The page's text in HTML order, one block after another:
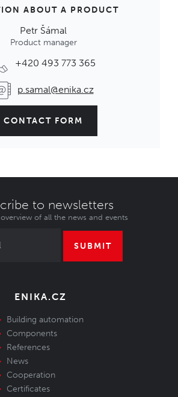
ABOUT A PRODUCT
Petr Šámal
Product manager
+420 493 773 365
p.samal@enika.cz
CONTACT FORM
to newsletters
of all the news and events
SUBMIT
ENIKA.CZ
Building automation
Components
References
News
Cooperation
Certificates